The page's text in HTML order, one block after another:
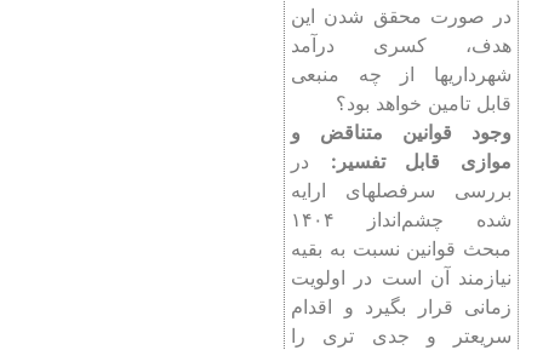
در صورت محقق شدن این
هدف، کسری درآمد
شهرداریها از چه منبعی
قابل تامین خواهد بود؟
وجود قوانین متناقض و
موازی قابل تفسیر: در
بررسی سرفصلهای ارایه
شده چشم‌انداز ۱۴۰۴
مبحث قوانین نسبت به بقیه
نیازمند آن است در اولویت
زمانی قرار بگیرد و اقدام
سریعتر و جدی تری را